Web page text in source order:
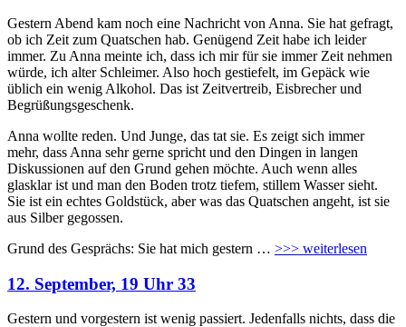
Gestern Abend kam noch eine Nachricht von Anna. Sie hat gefragt,
ob ich Zeit zum Quatschen hab. Genügend Zeit habe ich leider
immer. Zu Anna meinte ich, dass ich mir für sie immer Zeit nehmen
würde, ich alter Schleimer. Also hoch gestiefelt, im Gepäck wie
üblich ein wenig Alkohol. Das ist Zeitvertreib, Eisbrecher und
Begrüßungsgeschenk.
Anna wollte reden. Und Junge, das tat sie. Es zeigt sich immer
mehr, dass Anna sehr gerne spricht und den Dingen in langen
Diskussionen auf den Grund gehen möchte. Auch wenn alles
glasklar ist und man den Boden trotz tiefem, stillem Wasser sieht.
Sie ist ein echtes Goldstück, aber was das Quatschen angeht, ist sie
aus Silber gegossen.
Grund des Gesprächs: Sie hat mich gestern … >>> weiterlesen
12. September, 19 Uhr 33
Gestern und vorgestern ist wenig passiert. Jedenfalls nichts, dass die